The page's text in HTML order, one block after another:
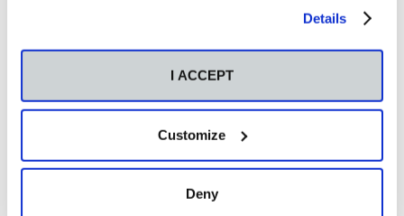
Details
I ACCEPT
Customize
Deny
julio
junio
mayo
2020
marzo